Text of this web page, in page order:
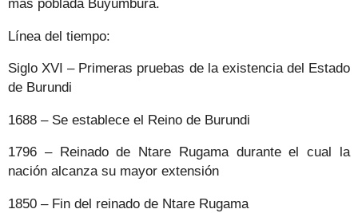
más poblada Buyumbura.
Línea del tiempo:
Siglo XVI – Primeras pruebas de la existencia del Estado
de Burundi
1688 – Se establece el Reino de Burundi
1796 – Reinado de Ntare Rugama durante el cual la
nación alcanza su mayor extensión
1850 – Fin del reinado de Ntare Rugama